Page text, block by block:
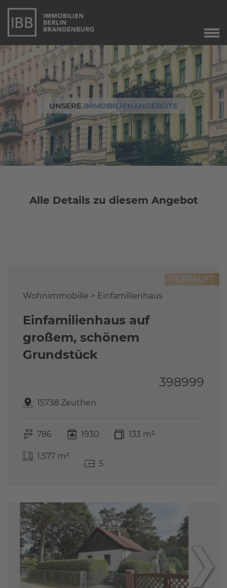
Start
Verkauf
Immobilienverkauf
Marketing
Immobilienbewertung
Unser Service
Leibrente
Dringend gesucht
Angebote
Leistungen
Stellenangebote
Kontakt
UNSERE IMMOBILIENANGEBOTE
Alle Details zu diesem Angebot
Wohnimmobilie > Einfamilienhaus
VERKAUFT
Einfamilienhaus auf
großem, schönem
Grundstück
15738 Zeuthen
398999
786 1930 133 m²
1.577 m²
5
❯